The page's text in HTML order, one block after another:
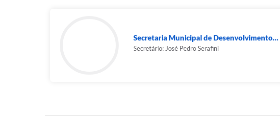
Secretaria Municipal de Desenvolvimento...
Secretário: José Pedro Serafini